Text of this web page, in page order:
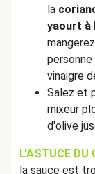
la
yaourt à
personne
vinaigre
Salez et
mixeur
d'olive
L'ASTUCE DU
la sauce est